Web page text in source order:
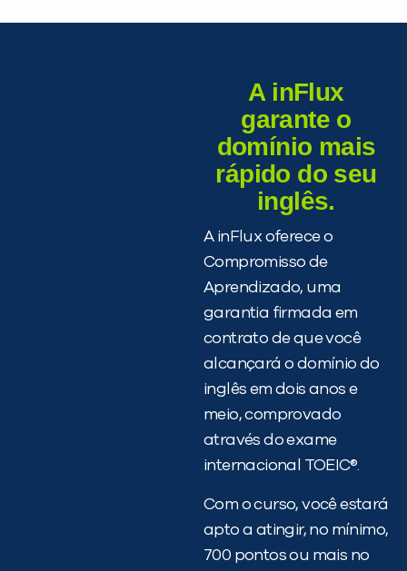
A inFlux
garante o
domínio mais
rápido do seu
inglês.
A inFlux oferece o
Compromisso de
Aprendizado, uma
garantia firmada em
contrato de que você
alcançará o domínio do
inglês em dois anos e
meio, comprovado
através do exame
internacional TOEIC®.
Com o curso, você estará
apto a atingir, no mínimo,
700 pontos ou mais no